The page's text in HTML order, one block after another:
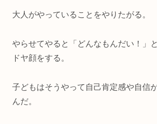
大人がやっていることをやりたがる。
やらせてやると「どんなもんだい！」
ドヤ顔をする。
子どもはそうやって自己肯定感や自信
んだ。